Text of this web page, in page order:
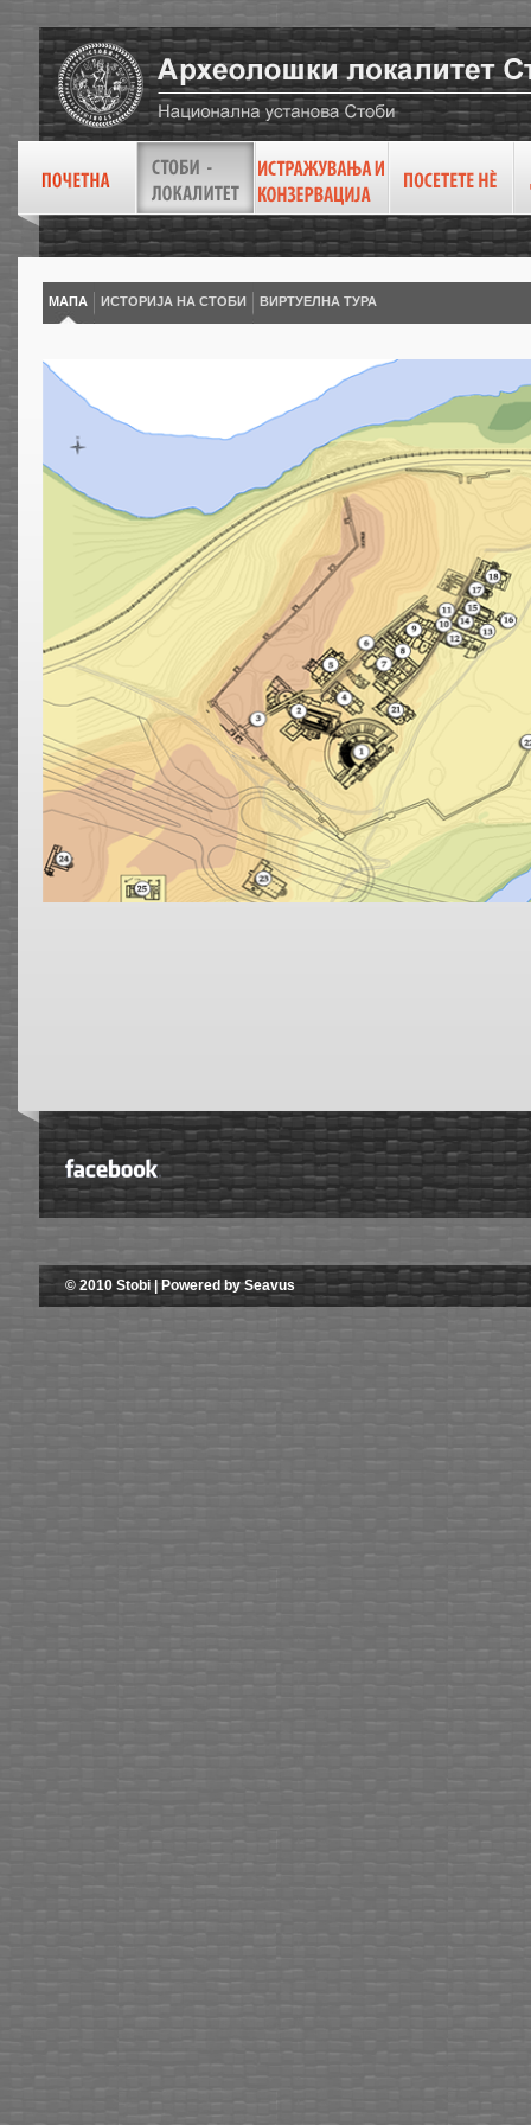
МАПА ИСТОРИЈА НА СТОБИ ВИРТУEЛНА ТУРА
© 2010 Stobi | Powered by Seavus